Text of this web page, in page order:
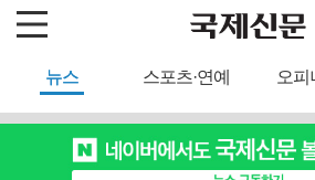
뉴스 스포츠·연예 오피